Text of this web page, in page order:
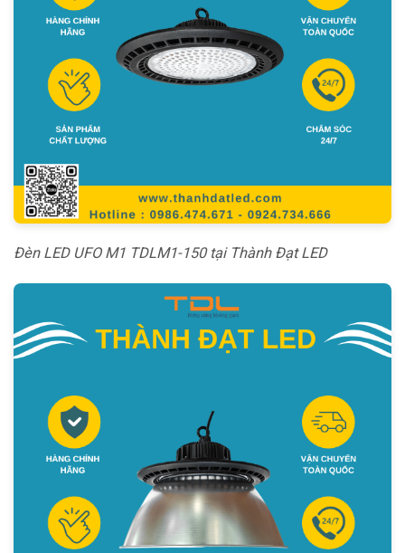
Đèn LED UFO M1 TDLM1-150 tại Thành Đạt LED